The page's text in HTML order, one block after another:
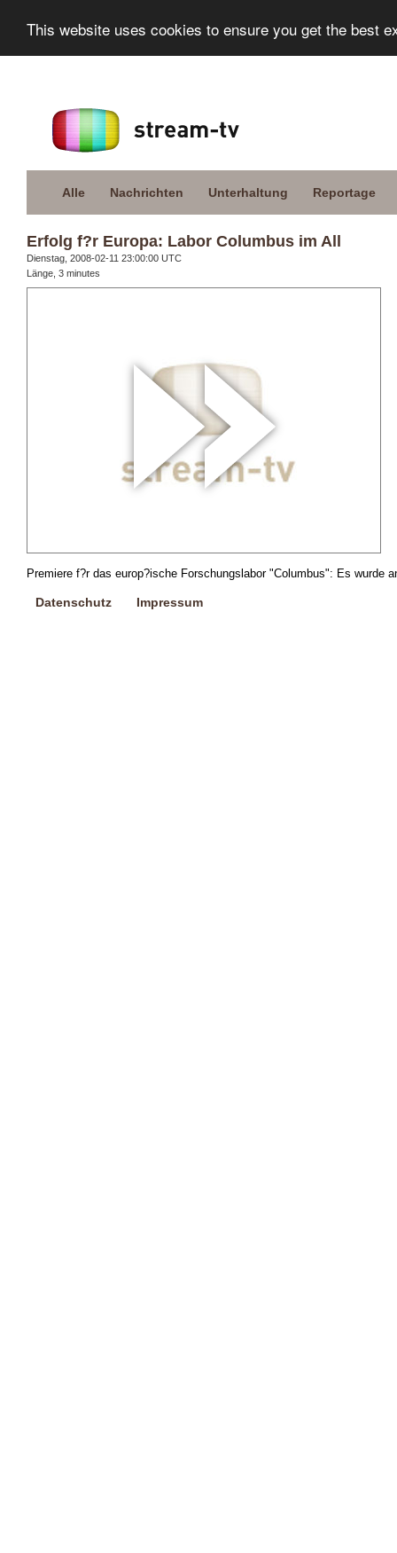
This website uses cookies to ensure you get the best
Alle Nachrichten Unterhaltung Reportage
Erfolg f?r Europa: Labor Columbus im All
Dienstag, 2008-02-11 23:00:00 UTC
Länge, 3 minutes
Premiere f?r das europ?ische Forschungslabor "Columbus": Es wurde
Datenschutz Impressum